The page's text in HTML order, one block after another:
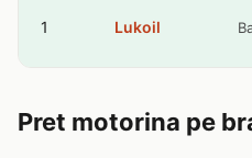
1 Lukoil
Pret motorina pe